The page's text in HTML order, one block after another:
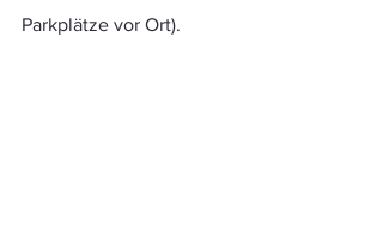
Parkplätze vor Ort).